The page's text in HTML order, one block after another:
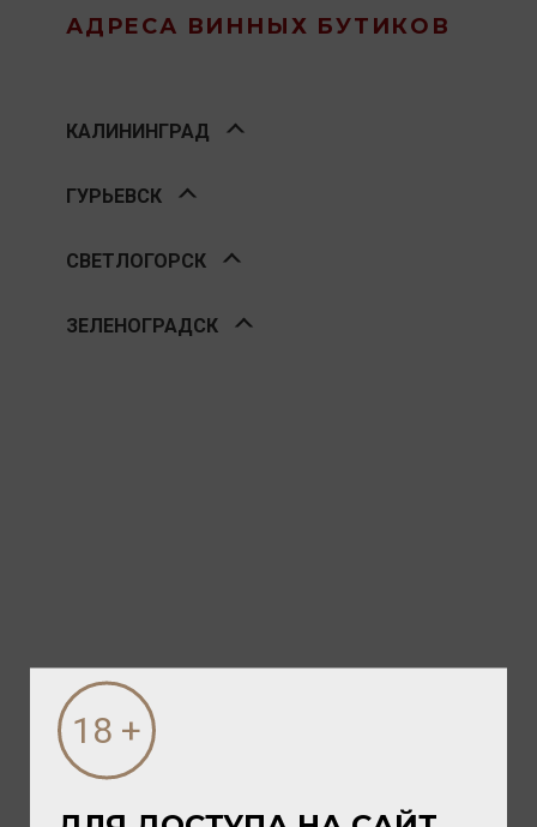
АДРЕСА ВИННЫХ БУТИКОВ
КАЛИНИНГРАД
ГУРЬЕВСК
СВЕТЛОГОРСК
ЗЕЛЕНОГРАДСК